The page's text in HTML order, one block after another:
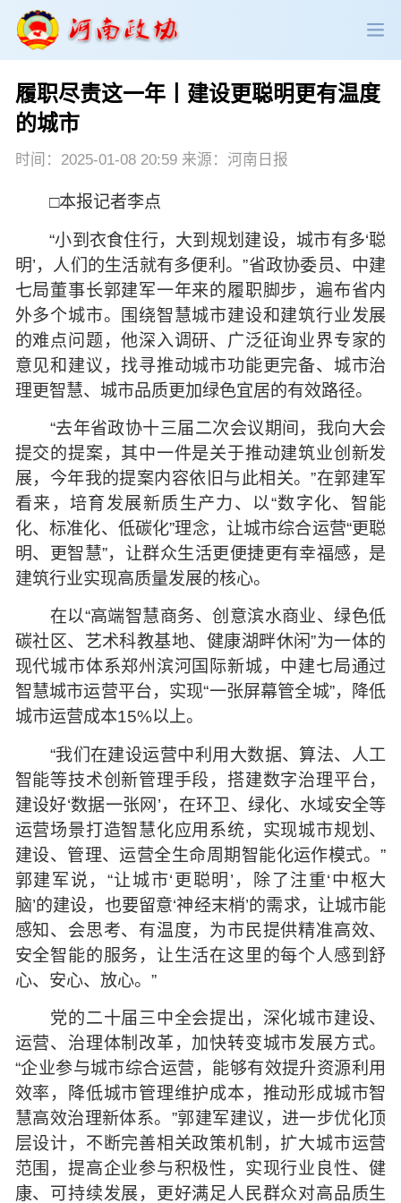
政协领导 政协新闻 政协机构
政协党建 政协工作
委员履职
党派团体 市县政协 专题荟萃
履职尽责这一年丨建设更聪明更有温度
的城市
时间：2025-01-08 20:59 来源：河南日报
□本报记者李点
“小到衣食住行，大到规划建设，城市有多‘聪
明’，人们的生活就有多便利。”省政协委员、中建
七局董事长郭建军一年来的履职脚步，遍布省内
外多个城市。围绕智慧城市建设和建筑行业发展
的难点问题，他深入调研、广泛征询业界专家的
意见和建议，找寻推动城市功能更完备、城市治
理更智慧、城市品质更加绿色宜居的有效路径。
“去年省政协十三届二次会议期间，我向大会
提交的提案，其中一件是关于推动建筑业创新发
展，今年我的提案内容依旧与此相关。”在郭建军
看来，培育发展新质生产力、以“数字化、智能
化、标准化、低碳化”理念，让城市综合运营“更聪
明、更智慧”，让群众生活更便捷更有幸福感，是
建筑行业实现高质量发展的核心。
在以“高端智慧商务、创意滨水商业、绿色低
碳社区、艺术科教基地、健康湖畔休闲”为一体的
现代城市体系郑州滨河国际新城，中建七局通过
智慧城市运营平台，实现“一张屏幕管全城”，降低
城市运营成本15%以上。
“我们在建设运营中利用大数据、算法、人工
智能等技术创新管理手段，搭建数字治理平台，
建设好‘数据一张网’，在环卫、绿化、水域安全等
运营场景打造智慧化应用系统，实现城市规划、
建设、管理、运营全生命周期智能化运作模式。”
郭建军说，“让城市‘更聪明’，除了注重‘中枢大
脑’的建设，也要留意‘神经末梢’的需求，让城市能
感知、会思考、有温度，为市民提供精准高效、
安全智能的服务，让生活在这里的每个人感到舒
心、安心、放心。”
党的二十届三中全会提出，深化城市建设、
运营、治理体制改革，加快转变城市发展方式。
“企业参与城市综合运营，能够有效提升资源利用
效率，降低城市管理维护成本，推动形成城市智
慧高效治理新体系。”郭建军建议，进一步优化顶
层设计，不断完善相关政策机制，扩大城市运营
范围，提高企业参与积极性，实现行业良性、健
康、可持续发展，更好满足人民群众对高品质生